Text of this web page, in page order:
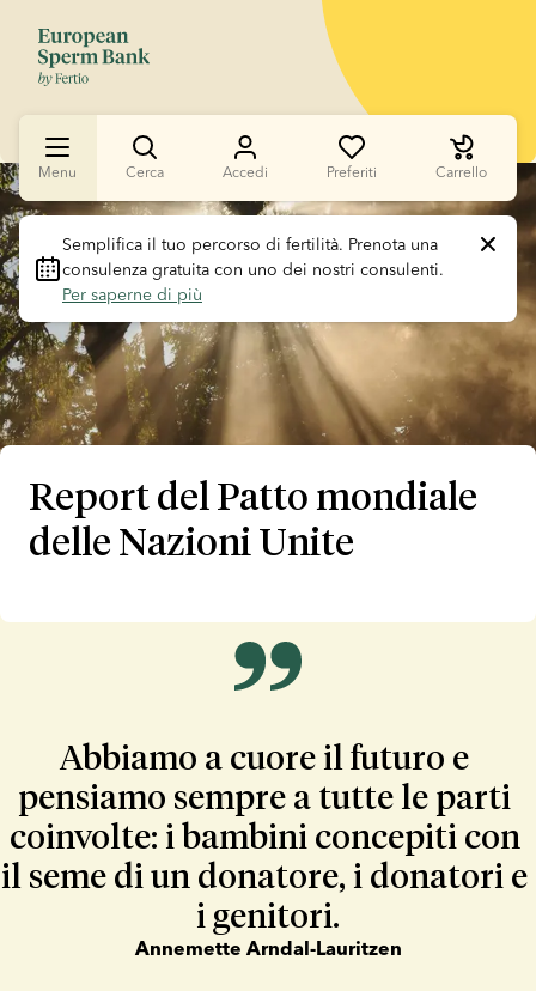
Menu Cerca Accedi Preferiti Carrello
Semplifica il tuo percorso di fertilità. Prenota una
Per saperne di più
Slide 1 of 1
Report del Patto mondiale
delle Nazioni Unite
Abbiamo a cuore il futuro e
pensiamo sempre a tutte le parti
coinvolte: i bambini concepiti con
il seme di un donatore, i donatori e
i genitori.
Annemette Arndal-Lauritzen